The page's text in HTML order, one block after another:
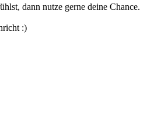
dann nutze gerne deine Chance.
:)